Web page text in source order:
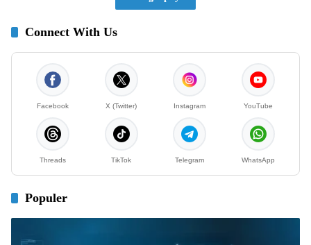
Connect With Us
Facebook X (Twitter) Instagram YouTube
Threads TikTok Telegram WhatsApp
Populer